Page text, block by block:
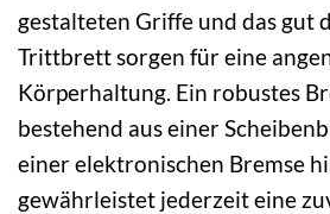
gestalteten Griffe und das gut
Trittbrett sorgen für eine
Körperhaltung. Ein robustes
bestehend aus einer
einer elektronischen Bremse
gewährleistet jederzeit eine